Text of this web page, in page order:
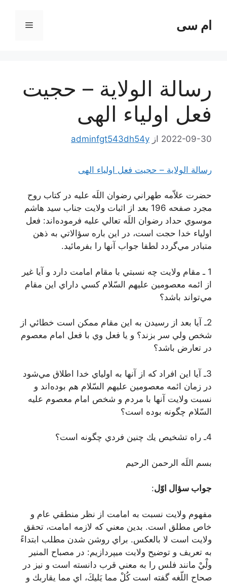
محتواام سی فهرست
رسالة الولایة – حجیت
فعل اولیاء الهی
2022-09-30 از adminfgt543dh54y
رسالة الولایة – حجیت فعل اولیاء الهی
حضرت علاّمه طهراني رضوان اللَه عليه در كتاب روح
مجرد صفحه 196 بعد از اثبات ولايت جناب سيد هاشم
موسوي حداد رضوان اللَه تعالي عليه فرموده‌اند: فعل
اولياء خدا حجت است، در اين باره سؤالاتي به ذهن
متبادر مي‌گردد لطفا جواب آنها را بفرمائيد.
1 ـ مقام ولايت چه نسبتي با مقام امامت دارد و آيا غير
از ائمه معصومين عليهم السّلام كسي داراي اين مقام
مي‌تواند باشد؟
2ـ آيا بعد از رسيدن به اين مقام ممكن است خطائي از
شخص ولي سر بزند؟ و يا فعل وي با فعل امام معصوم
در تعارض باشد؟
3ـ آيا اين افراد كه از آنها به اولياي خدا اطلاق مي‌شود
در زمان ائمه معصومين عليهم السّلام هم بوده‌اند و
نسبت ولايت آنها با مردم و شخص امام معصوم عليه
السّلام چگونه بوده است؟
4ـ راه تشخيص يك چنين فردي چگونه است؟
بسم اللَه الرحمن الرحیم
جواب سؤال اوّل:
مفهوم ولایت نسبت به امامت از نظر منطقي عام و
خاص مطلق است. بدين معني كه لازمه امامت، تحقق
ولايت است لا بالعکس. براي روشن شدن مطلب ابتداءً
به تعريف و توضيح ولايت ميپردازيم: در مصباح المنير
ولْيْ مانند فلس را به معني قرب دانسته است و نيز در
صحاح اللّغه گفته است كُلْ مما يَليكَ، اي مما يقاربك و